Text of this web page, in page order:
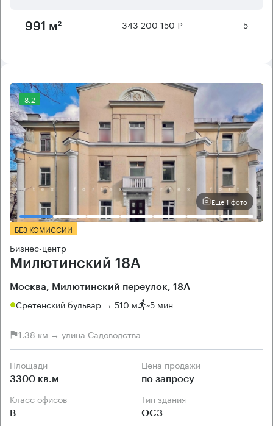
991 м² 343 200 150 ₽ 5
8.2
Еще 1 фото
БЕЗ КОМИССИИ
Бизнес-центр
Милютинский 18А
Москва, Милютинский переулок, 18А
Сретенский бульвар → 510 м ~5 мин
1.38 км → улица Садоводства
Площади
3300 кв.м
Цена продажи
по запросу
Класс офисов
B
Тип здания
ОСЗ